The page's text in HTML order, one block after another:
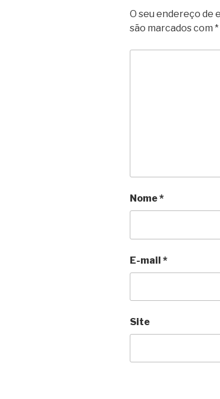
O seu endereço de
são marcados com *
Nome*
E-mail *
Site